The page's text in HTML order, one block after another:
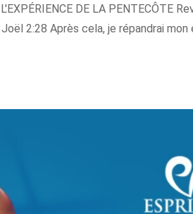
DE LA
2:28 Après cela, je répandrai